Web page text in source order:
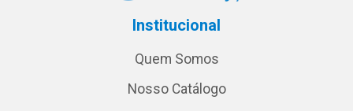
Institucional
Quem Somos
Nosso Catálogo